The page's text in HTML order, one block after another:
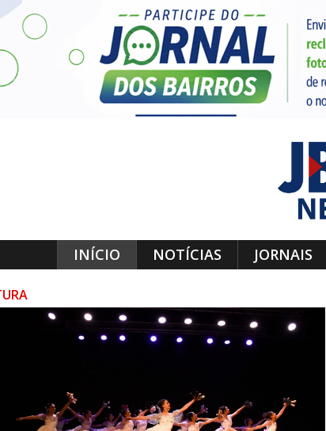
INÍCIO NOTÍCIAS JORNAIS